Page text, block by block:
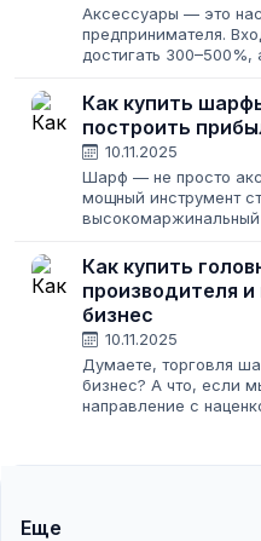
Аксессуары — это
предпринимателя.
достигать
— всё это мелочи,
Как купить
построить
10.11.2025
Шарф — не просто
мощный инструмент
размерной сетки, они
Как купить
производителя
бизнес
10.11.2025
Думаете, торговля
бизнес? А что, если
направление с
Еще